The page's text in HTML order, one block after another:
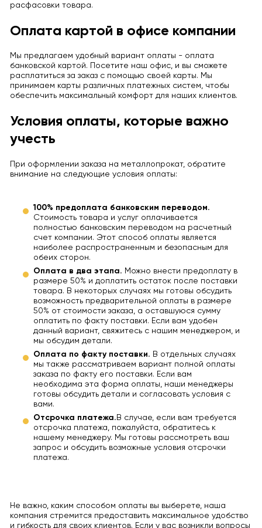
расфасовки товара.
Оплата картой в офисе компании
Мы предлагаем удобный вариант оплаты - оплата
банковской картой. Посетите наш офис, и вы сможете
расплатиться за заказ с помощью своей карты. Мы
принимаем карты различных платежных систем, чтобы
обеспечить максимальный комфорт для наших клиентов.
Условия оплаты, которые важно
учесть
При оформлении заказа на металлопрокат, обратите
внимание на следующие условия оплаты:
100% предоплата банковским переводом.
Стоимость товара и услуг оплачивается
полностью банковским переводом на расчетный
счет компании. Этот способ оплаты является
наиболее распространенным и безопасным для
обеих сторон.
Оплата в два этапа. Можно внести предоплату в
размере 50% и доплатить остаток после поставки
товара. В некоторых случаях мы готовы обсудить
возможность предварительной оплаты в размере
50% от стоимости заказа, а оставшуюся сумму
оплатить по факту поставки. Если вам удобен
данный вариант, свяжитесь с нашим менеджером, и
мы обсудим детали.
Оплата по факту поставки. В отдельных случаях
мы также рассматриваем вариант полной оплаты
заказа по факту его поставки. Если вам
необходима эта форма оплаты, наши менеджеры
готовы обсудить детали и согласовать условия с
вами.
Отсрочка платежа. В случае, если вам требуется
отсрочка платежа, пожалуйста, обратитесь к
нашему менеджеру. Мы готовы рассмотреть ваш
запрос и обсудить возможные условия отсрочки
платежа.
Не важно, каким способом оплаты вы выберете, наша
компания стремится предоставить максимальное удобство
и гибкость для своих клиентов. Если у вас возникли вопросы